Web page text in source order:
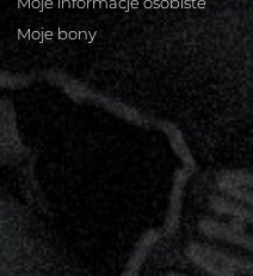
Moje bony